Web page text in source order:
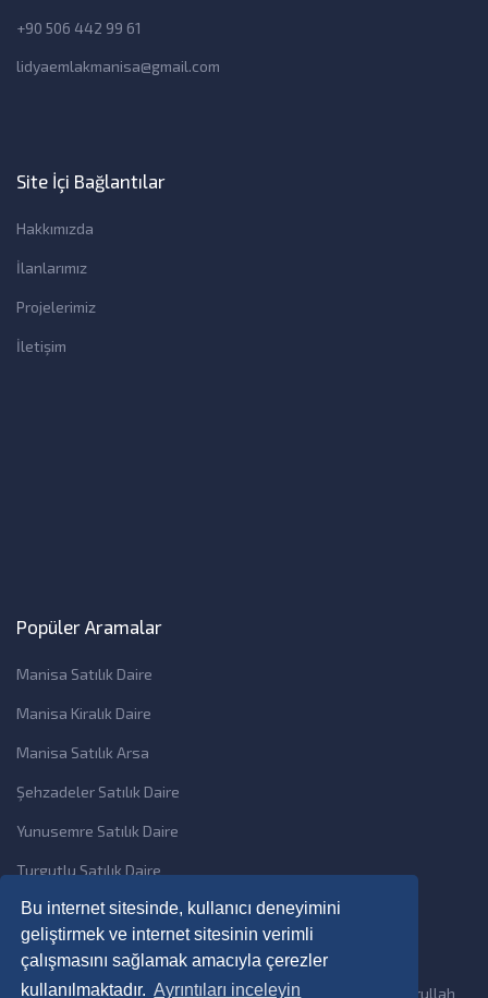
Bu internet sitesinde, kullanıcı deneyimini
geliştirmek ve internet sitesinin verimli
çalışmasını sağlamak amacıyla çerezler
kullanılmaktadır. Ayrıntıları inceleyin
+90 506 442 99 61
lidyaemlakmanisa@gmail.com
Site İçi Bağlantılar
Hakkımızda
İlanlarımız
Projelerimiz
İletişim
Popüler Aramalar
Manisa Satılık Daire
Manisa Kiralık Daire
Manisa Satılık Arsa
Şehzadeler Satılık Daire
Yunusemre Satılık Daire
Turgutlu Satılık Daire
Copyright © 2026 Bilmat Dijital Mübarek insan Ramdan Emrullah